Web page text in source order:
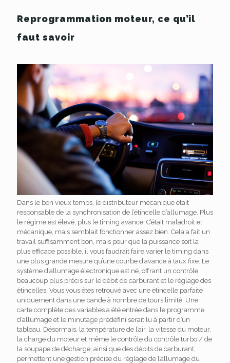
Reprogrammation moteur, ce qu’il
faut savoir
Dans le bon vieux temps, le distributeur mécanique était
responsable de la synchronisation de l’étincelle d’allumage. Plus
le régime est élevé, plus le timing avance. C’était maladroit et
mécanique, mais semblait fonctionner assez bien. Cela a fait un
travail suffisamment bon, mais pour que la puissance soit la
plus efficace possible, il vous faudrait faire varier le timing dans
une plus grande mesure qu’une courbe d’avance à taux fixe. Le
système d’allumage électronique est né, offrant un contrôle
beaucoup plus précis sur le débit de carburant et le réglage des
étincelles. Vous vous êtes retrouvé avec une étincelle parfaite
uniquement dans une bande à nombre de tours limité. Une
carte complète des variables a été entrée dans le programme
d’allumage et le minutage prédéfini serait lu à partir d’un
tableau. Désormais, la température de l’air, la vitesse du moteur,
la charge du moteur et même le contrôle du contrôle turbo / de
la soupape de décharge, ainsi que des débits de carburant,
permettent une gestion précise du réglage de l’allumage du